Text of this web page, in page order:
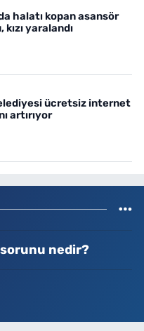
halatı kopan asansör
kızı yaralandı
ücretsiz internet
artırıyor
nedir?